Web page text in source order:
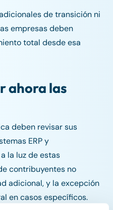
de transición ni
empresas deben
total desde esa
ahora las
deben revisar sus
ERP y
la luz de estas
contribuyentes no
adicional, y la excepción
en casos específicos.